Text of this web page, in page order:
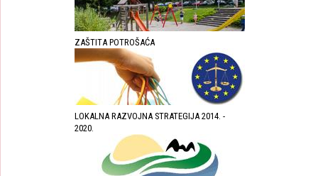
ZAŠTITA POTROŠAĆA
LOKALNA RAZVOJNA STRATEGIJA 2014. -
2020.